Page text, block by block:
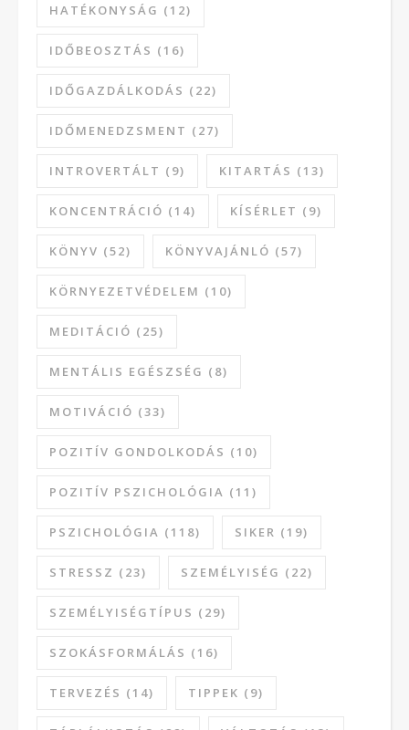
HATÉKONYSÁG (12)
IDŐBEOSZTÁS (16)
IDŐGAZDÁLKODÁS (22)
IDŐMENEDZSMENT (27)
INTROVERTÁLT (9) KITARTÁS (13)
KONCENTRÁCIÓ (14) KÍSÉRLET (9)
KÖNYV (52) KÖNYVAJÁNLÓ (57)
KÖRNYEZETVÉDELEM (10)
MEDITÁCIÓ (25)
MENTÁLIS EGÉSZSÉG (8)
MOTIVÁCIÓ (33)
POZITÍV GONDOLKODÁS (10)
POZITÍV PSZICHOLÓGIA (11)
PSZICHOLÓGIA (118) SIKER (19)
STRESSZ (23) SZEMÉLYISÉG (22)
SZEMÉLYISÉGTÍPUS (29)
SZOKÁSFORMÁLÁS (16)
TERVEZÉS (14) TIPPEK (9)